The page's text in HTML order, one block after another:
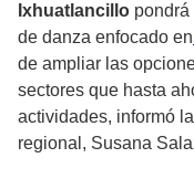
Ixhuatlancillo pondrá
de danza enfocado en
de ampliar las
sectores que hasta
actividades, informó
regional, Susana